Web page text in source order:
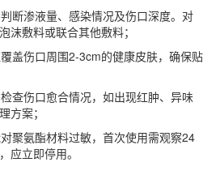
断渗液量、感染情况及伤口深度。对
沫敷料或联合其他敷料；
盖伤口周围2-3cm的健康皮肤，确保贴
查伤口愈合情况，如出现红肿、异味
方案；
聚氨酯材料过敏，首次使用需观察24
应立即停用。